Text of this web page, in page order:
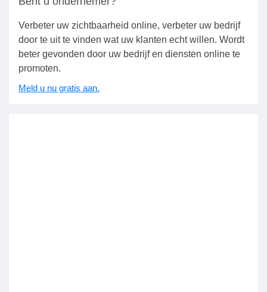
Verbeter uw zichtbaarheid online, verbeter uw bedrijf
door te uit te vinden wat uw klanten echt willen. Wordt
beter gevonden door uw bedrijf en diensten online te
promoten.
Meld u nu gratis aan.